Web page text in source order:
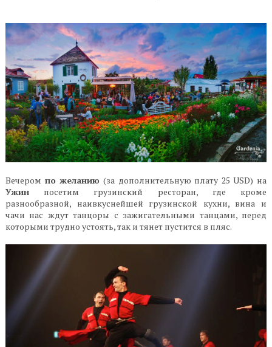
Вечером по желанию (за дополнительную плату 25 USD) на
Ужинпосетим грузинский ресторан, где кроме
разнообразной, наивкуснейшей грузинской кухни, вина и
чачи нас ждут танцоры с зажигательными танцами, перед
которыми трудно устоять, так и тянет пустится в пляс.